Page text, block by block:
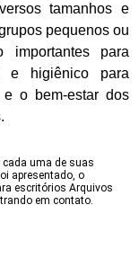
tamanhos e
pequenos ou
importantes para
e higiênico para
e o bem-estar dos
cada uma de suas
apresentado, o
escritórios Arquivos
em contato.